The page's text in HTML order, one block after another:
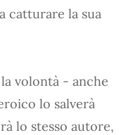
catturare la sua
volontà - anche
lo salverà
lo stesso autore,